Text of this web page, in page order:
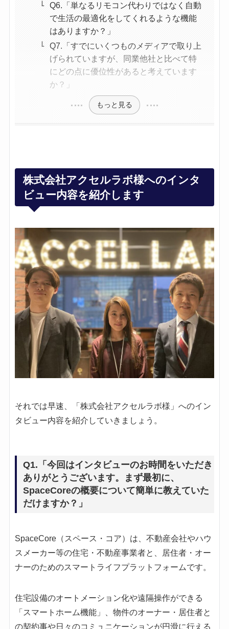
Q6.「単なるリモコン代わりではなく自動
で生活の最適化をしてくれるような機能
はありますか？」
Q7.「すでにいくつものメディアで取り上
げられていますが、同業他社と比べて特
にどの点に優位性があると考えています
か？」
もっと見る
株式会社アクセルラボ様へのインタ
ビュー内容を紹介します
それでは早速、「株式会社アクセルラボ様」へのイン
タビュー内容を紹介していきましょう。
Q1.「今回はインタビューのお時間をいただき
ありがとうございます。まず最初に、
SpaceCoreの概要について簡単に教えていた
だけますか？」
SpaceCore（スペース・コア）は、不動産会社やハウ
スメーカー等の住宅・不動産事業者と、居住者・オー
ナーのためのスマートライフプラットフォームです。
住宅設備のオートメーション化や遠隔操作ができる
「スマートホーム機能」、物件のオーナー・居住者と
の契約事や日々のコミュニケーションが円滑に行える